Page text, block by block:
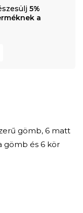
5%
a
gömb, 6 matt
gömb és 6 kör